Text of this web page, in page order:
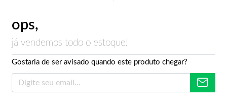
ops,
já vendemos todo o estoque!
Gostaria de ser avisado quando este produto chegar?